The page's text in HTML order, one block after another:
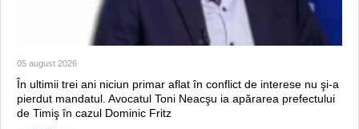
05 august 2026
În ultimii trei ani niciun primar aflat în conflict de interese nu şi-a
pierdut mandatul. Avocatul Toni Neacşu ia apărarea prefectului
de Timiş în cazul Dominic Fritz